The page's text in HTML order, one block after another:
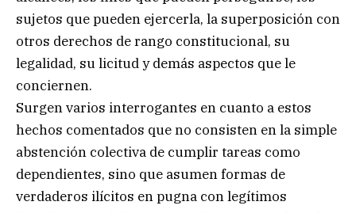
sujetos que pueden ejercerla, la superposición con
otros derechos de rango constitucional, su
legalidad, su licitud y demás aspectos que le
conciernen.
Surgen varios interrogantes en cuanto a estos
hechos comentados que no consisten en la simple
abstención colectiva de cumplir tareas como
dependientes, sino que asumen formas de
verdaderos ilícitos en pugna con legítimos